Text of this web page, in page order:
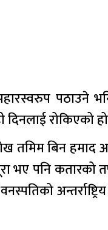
पठाउने
रोकिएको
बिन हमाद
भए पनि कतारको